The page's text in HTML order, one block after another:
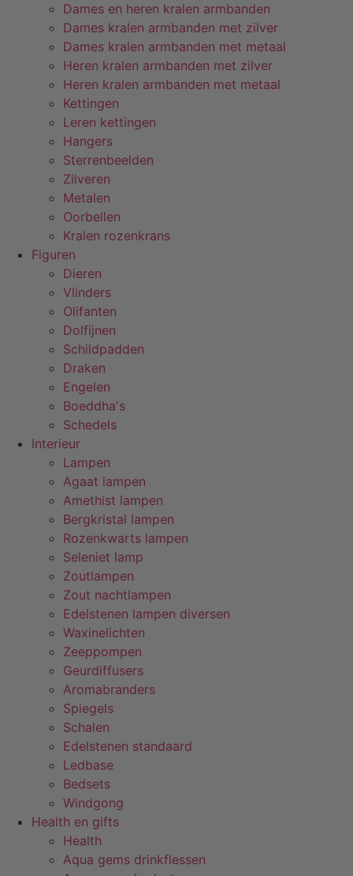
Dames en heren kralen armbanden
Dames kralen armbanden met zilver
Dames kralen armbanden met metaal
Heren kralen armbanden met zilver
Heren kralen armbanden met metaal
Kettingen
Leren kettingen
Hangers
Sterrenbeelden
Zilveren
Metalen
Oorbellen
Kralen rozenkrans
Figuren
Dieren
Vlinders
Olifanten
Dolfijnen
Schildpadden
Draken
Engelen
Boeddha's
Schedels
Interieur
Lampen
Agaat lampen
Amethist lampen
Bergkristal lampen
Rozenkwarts lampen
Seleniet lamp
Zoutlampen
Zout nachtlampen
Edelstenen lampen diversen
Waxinelichten
Zeeppompen
Geurdiffusers
Aromabranders
Spiegels
Schalen
Edelstenen standaard
Ledbase
Bedsets
Windgong
Health en gifts
Health
Aqua gems drinkflessen